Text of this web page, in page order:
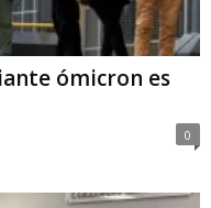
ómicron es
0